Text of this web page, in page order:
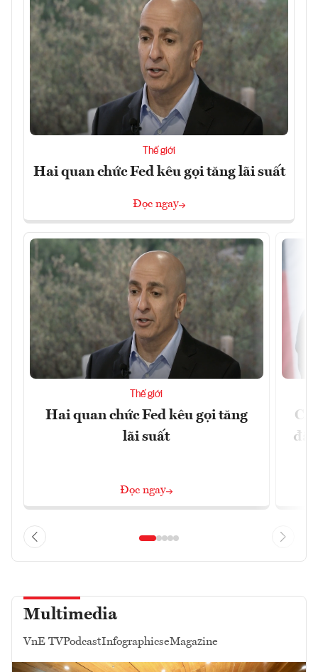
Thế giới
Hai quan chức Fed kêu gọi tăng lãi suất
Đọc ngay
Thế giới
Hai quan chức Fed kêu gọi tăng
lãi suất
Đọc ngay
đã
Multimedia
VnE TVPodcastInfographicseMagazine